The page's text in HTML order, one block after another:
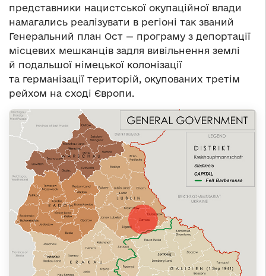
представники нацистської окупаційної влади
намагались реалізувати в регіоні так званий
Генеральний план Ост — програму з депортації
місцевих мешканців задля вивільнення землі
й подальшої німецької колонізації
та германізації територій, окупованих третім
рейхом на сході Європи.